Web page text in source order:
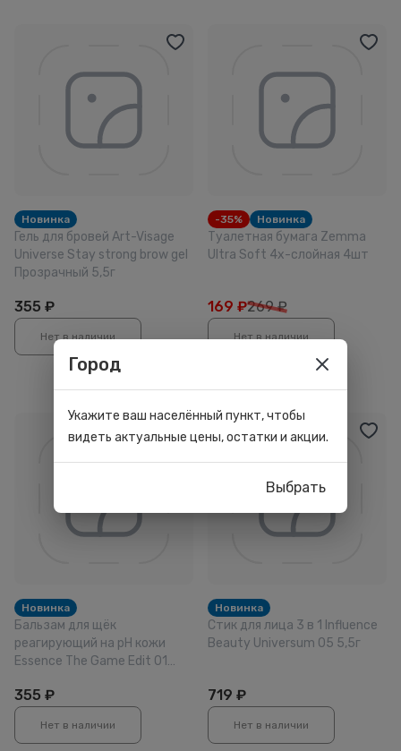
Новинка
Гель для бровей Art-Visage
Universe Stay strong brow gel
Прозрачный 5,5г
355 ₽
Нет в наличии
-35% Новинка
Туалетная бумага Zemma
Ultra Soft 4х-слойная 4шт
169 ₽269 ₽
Нет в наличии
Новинка
Бальзам для щёк
реагирующий на pH кожи
Essence The Game Edit 01
355 ₽
Нет в наличии
Новинка
Стик для лица 3 в 1 Influence
Beauty Universum 05 5,5г
719 ₽
Нет в наличии
Город
Укажите ваш населённый пункт, чтобы
видеть актуальные цены, остатки и акции.
Выбрать